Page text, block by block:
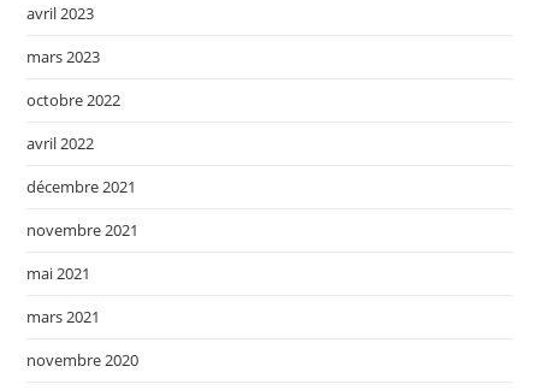
avril 2023
mars 2023
octobre 2022
avril 2022
décembre 2021
novembre 2021
mai 2021
mars 2021
novembre 2020